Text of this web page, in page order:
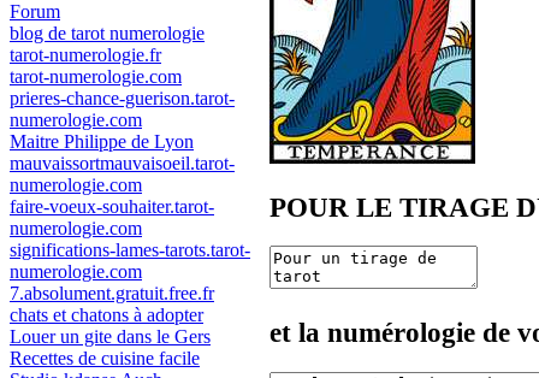
Forum
blog de tarot numerologie
tarot-numerologie.fr
tarot-numerologie.com
prieres-chance-guerison.tarot-
numerologie.com
Maitre Philippe de Lyon
mauvaissortmauvaisoeil.tarot-
numerologie.com
faire-voeux-souhaiter.tarot-
numerologie.com
significations-lames-tarots.tarot-
numerologie.com
7.absolument.gratuit.free.fr
chats et chatons à adopter
Louer un gite dans le Gers
Recettes de cuisine facile
POUR LE TIRAGE
et la numérologie de